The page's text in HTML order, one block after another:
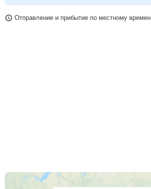
Отправление и прибытие по местному